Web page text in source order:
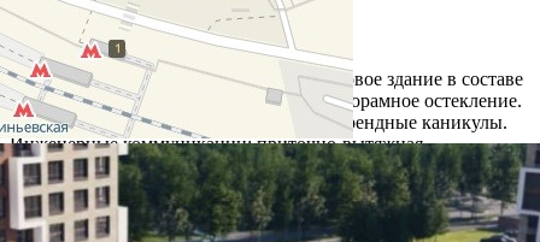
Москва / Московская обл
Получить контакты
Посмотреть на карте
СТРИТ РИТЕЙЛ, отдельно стоящее видовое здание в составе
ЖК «ОГНИ-2». Площадь – 166 кв.м. Панорамное остекление.
2 входа. Без ремонта. Предоставляются арендные каникулы.
Инженерные коммуникации: приточно-вытяжная
общеобменная вентиляция и кондиционирование,
смонтированы пожарная сигнализация, пожаротушение,...
647 (+2)
Навигация